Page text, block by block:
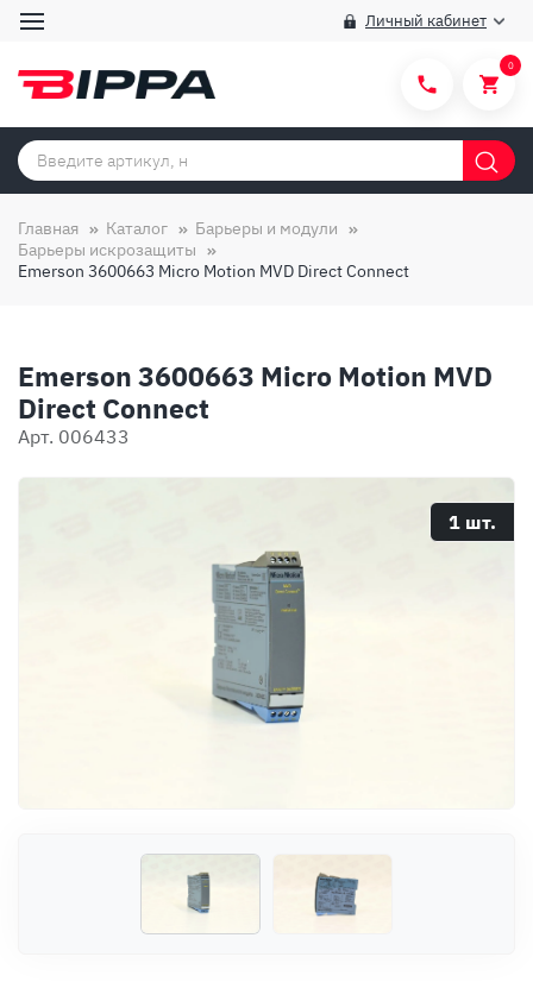
Личный кабинет
Категории товаров
Способы покупки
О компании
Отзывы
0
Главная Каталог
Барьеры и модули
Барьеры искрозащиты
Emerson 3600663 Micro Motion MVD Direct Connect
Emerson 3600663 Micro Motion MVD
Direct Connect
Арт. 006433
1 шт.